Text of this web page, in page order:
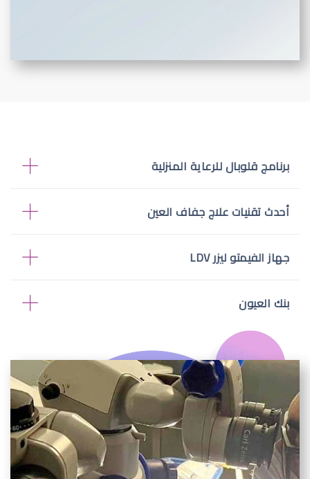
برنامج قلوبال للرعاية المنزلية
أحدث تقنيات علاج جفاف العين
جهاز الفيمتو ليزر LDV
بنك العيون